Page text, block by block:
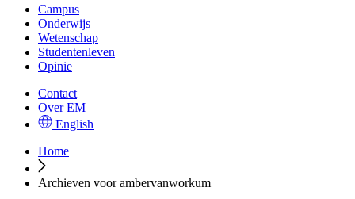
Campus
Onderwijs
Wetenschap
Studentenleven
Opinie
Contact
Over EM
English
Home
Archieven voor ambervanworkum